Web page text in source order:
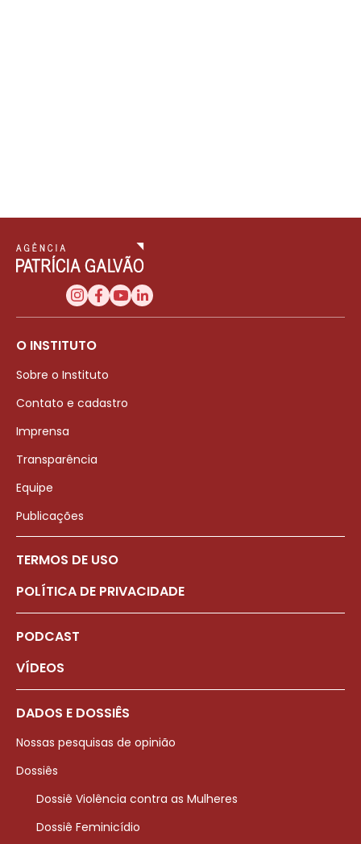
O INSTITUTO
Sobre o Instituto
Contato e cadastro
Imprensa
Transparência
Equipe
Publicações
TERMOS DE USO
POLÍTICA DE PRIVACIDADE
PODCAST
VÍDEOS
DADOS E DOSSIÊS
Nossas pesquisas de opinião
Dossiês
Dossiê Violência contra as Mulheres
Dossiê Feminicídio